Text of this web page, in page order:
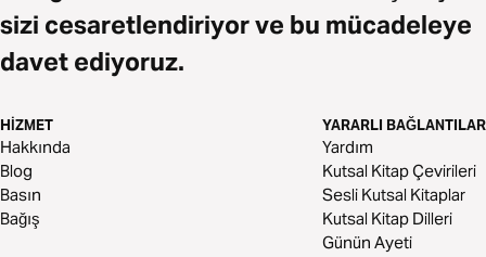
sizi cesaretlendiriyor ve bu mücadeleye
davet ediyoruz.
HIZMET
Hakkında
Blog
Basın
Bağış
YARARLI BAĞLANTILAR
Yardım
Kutsal Kitap Çevirileri
Sesli Kutsal Kitaplar
Kutsal Kitap Dilleri
Günün Ayeti